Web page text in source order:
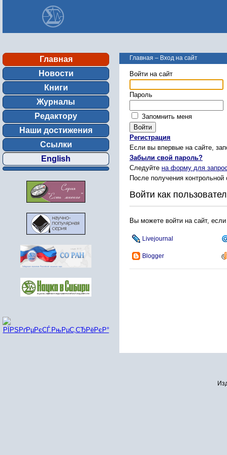
Главная
Новости
Книги
Журналы
Редактору
Наши достижения
Ссылки
English
Главная – Вход на сайт
Войти на сайт
Пароль
Запомнить меня
Регистрация
Если вы впервые на сайте,
Забыли свой пароль?
Следуйте на форму для
После получения контрольной
Войти как
Вы можете войти на сайт,
Livejournal
Blogger